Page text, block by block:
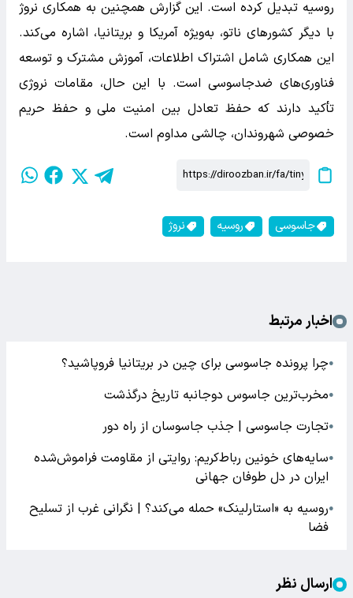
روسیه تبدیل کرده است. این گزارش همچنین به همکاری نروژ
با دیگر کشورهای ناتو، به‌ویژه آمریکا و بریتانیا، اشاره می‌کند.
این همکاری شامل اشتراک اطلاعات، آموزش مشترک و توسعه
فناوری‌های ضدجاسوسی است. با این حال، مقامات نروژی
تأکید دارند که حفظ تعادل بین امنیت ملی و حفظ حریم
خصوصی شهروندان، چالشی مداوم است.
جاسوسی روسیه نروژ
اخبار مرتبط
●چرا پرونده جاسوسی برای چین در بریتانیا فروپاشید؟
●مخرب‌ترین جاسوس دوجانبه تاریخ درگذشت
●تجارت جاسوسی | جذب جاسوسان از راه دور
●سایه‌های خونین رباط‌کریم: روایتی از مقاومت فراموش‌شده
ایران در دل طوفان جهانی
●روسیه به «استارلینک» حمله می‌کند؟ | نگرانی غرب از تسلیح
فضا
ارسال نظر